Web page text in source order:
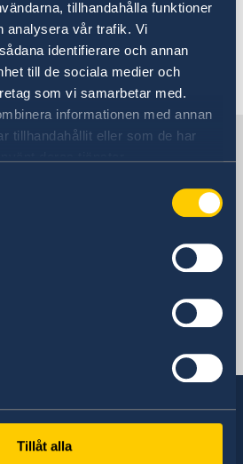
tillhandahålla funktioner
analysera vår trafik. Vi
identifierare och annan
till de sociala medier och
som vi samarbetar med.
informationen med annan
tillhandahållit eller som de har
Tillåt alla
Sweden
relations with almost